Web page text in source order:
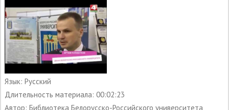
Язык: Русский
Длительность материала: 00:02:23
Автор: Библиотека Белорусско-Российского университета